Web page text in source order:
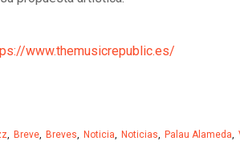
www.themusicrepublic.es/
Breve Breves Noticia Noticias Palau Alameda